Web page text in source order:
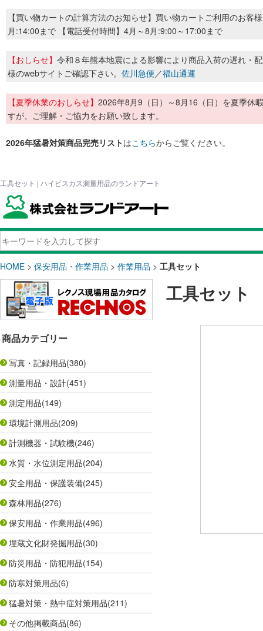
【買い物カートの計算方法のお知らせ】買い物カートご利用のお客
月:14:00まで 【電話受付時間】4月～8月:9:00～17:00まで
【おしらせ】 令和８年熊本地震による影響により商品入荷の遅れ・
様のwebサイトご確認下さい。 佐川急便／福山通運
【夏季休業のおしらせ】 2026年8月9（日）～8月16（日）を夏季休
すが、ご理解・ご協力をお願い致します。
2026年猛暑対策商品完売リストはこちらからご覧ください。
工具セット | ハイビスカス測量用品のランドアート
HOME > 保安用品・作業用品 > 作業用品 > 工具セット
商品カテゴリー
写真・記録用品(380)
測量用品・設計(451)
測定用品(149)
環境計測用品(209)
計測機器・試験機(246)
水質・水位測定用品(204)
安全用品・保護装備(245)
森林用品(276)
保安用品・作業用品(496)
埋蔵文化財発掘用品(30)
防災用品・防犯用品(154)
防寒対策用品(6)
猛暑対策・熱中症対策用品(211)
その他掲載商品(86)
工具セット